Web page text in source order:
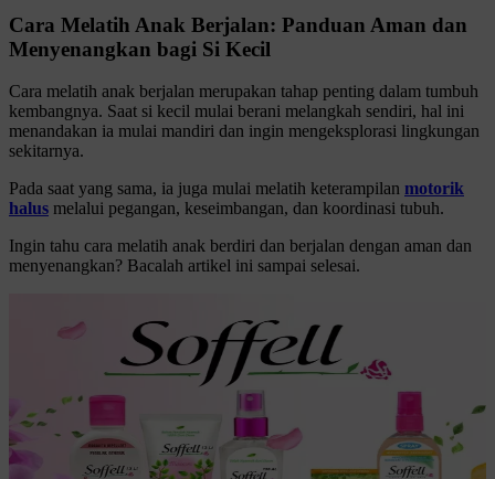
Cara Melatih Anak Berjalan: Panduan Aman dan
Menyenangkan bagi Si Kecil
Cara melatih anak berjalan merupakan tahap penting dalam tumbuh
kembangnya. Saat si kecil mulai berani melangkah sendiri, hal ini
menandakan ia mulai mandiri dan ingin mengeksplorasi lingkungan
sekitarnya.
Pada saat yang sama, ia juga mulai melatih keterampilan motorik
halus melalui pegangan, keseimbangan, dan koordinasi tubuh.
Ingin tahu cara melatih anak berdiri dan berjalan dengan aman dan
menyenangkan? Bacalah artikel ini sampai selesai.